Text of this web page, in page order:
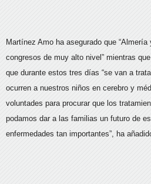
Martínez Amo ha asegurado que
congresos de muy alto nivel” mientras
que durante estos tres días “se van a
ocurren a nuestros niños en cerebro y
voluntades para procurar que los
podamos dar a las familias un futuro de
enfermedades tan importantes”, ha